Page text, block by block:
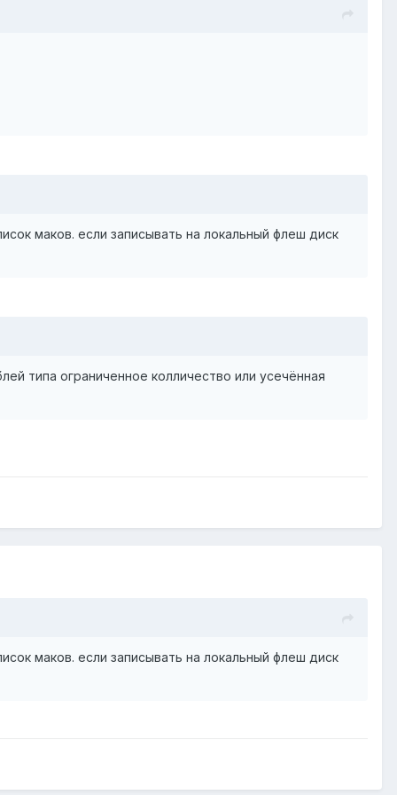
маков. если записывать на локальный флеш диск
типа ограниченное колличество или усечённая
маков. если записывать на локальный флеш диск